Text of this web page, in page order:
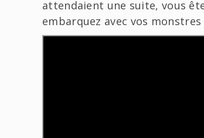
attendaient une suite, vous
embarquez avec vos